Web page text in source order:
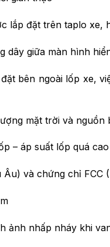
lắp đặt trên taplo xe,
dây giữa màn hình
bên ngoài lốp xe,
mặt trời và
– áp suất lốp quá
và chứng chỉ FCC
ảnh nhấp nháy khi